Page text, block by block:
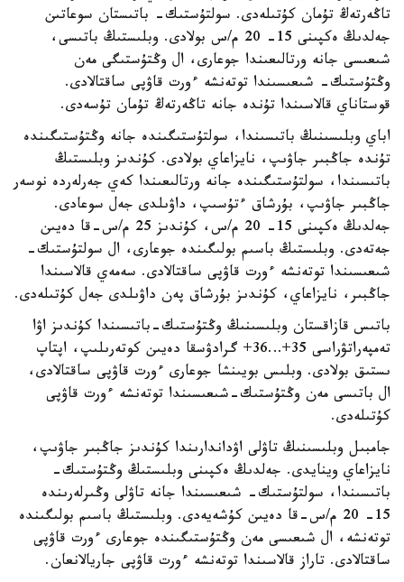
تاڭەرتەڭ تۇمان كۇتىلەدى. سولتۇستىك- باتىستان سوعاتىن
جەلدىڭ ەكپىنى 15- 20 م/س بولادى. وبلىستىڭ باتىسى،
شىعىسى جانە ورتالىعىندا جوعارى، ال وڭتۇستىگى مەن
وڭتۇستىك- شىعىسىندا توتەنشە ءورت قاۋپى ساقتالادى.
قوستاناي قالاسىندا تۇندە جانە تاڭەرتەڭ تۇمان تۇسەدى.
اباي وبلىسىنىڭ باتىسىندا، سولتۇستىگىندە جانە وڭتۇستىگىندە
تۇندە جاڭبىر جاۋىپ، نايزاعاي بولادى. كۇندىز وبلىستىڭ
باتىسىندا، سولتۇستىگىندە جانە ورتالىعىندا كەي جەرلەردە نوسەر
جاڭبىر جاۋىپ، بۇرشاق ءتۇسىپ، داۋىلدى جەل سوعادى.
جەلدىڭ ەكپىنى 15- 20 م/س، كۇندىز 25 م/س-قا دەيىن
جەتەدى. وبلىستىڭ باسىم بولىگىندە جوعارى، ال سولتۇستىك-
شىعىسىندا توتەنشە ءورت قاۋپى ساقتالادى. سەمەي قالاسىندا
جاڭبىر، نايزاعاي، كۇندىز بۇرشاق پەن داۋىلدى جەل كۇتىلەدى.
باتىس قازاقستان وبلىسىنىڭ وڭتۇستىك-باتىسىندا كۇندىز اۋا
تەمپەراتۋراسى 35+…36+ گرادۋسقا دەيىن كوتەرىلىپ، اپتاپ
ىستىق بولادى. وبلىس بويىنشا جوعارى ءورت قاۋپى ساقتالادى،
ال باتىسى مەن وڭتۇستىك-شىعىسىندا توتەنشە ءورت قاۋپى
كۇتىلەدى.
جامبىل وبلىسىنىڭ تاۋلى اۋداندارىندا كۇندىز جاڭبىر جاۋىپ،
نايزاعاي وينايدى. جەلدىڭ ەكپىنى وبلىستىڭ وڭتۇستىك-
باتىسىندا، سولتۇستىك- شىعىسىندا جانە تاۋلى وڭىرلەرىندە
15- 20 م/س-قا دەيىن كۇشەيەدى. وبلىستىڭ باسىم بولىگىندە
توتەنشە، ال شىعىسى مەن وڭتۇستىگىندە جوعارى ءورت قاۋپى
ساقتالادى. تاراز قالاسىندا توتەنشە ءورت قاۋپى جاريالانعان.